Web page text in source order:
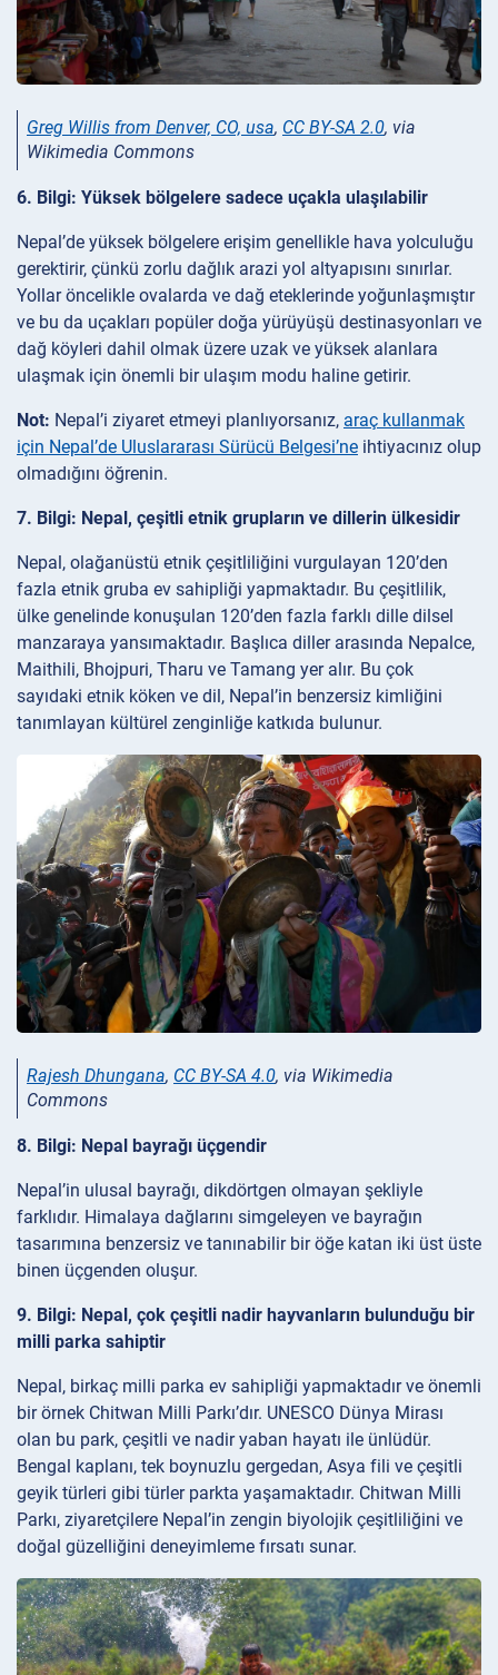
Greg Willis from Denver, CO, usa, CC BY-SA 2.0, via
Wikimedia Commons
6. Bilgi: Yüksek bölgelere sadece uçakla ulaşılabilir
Nepal’de yüksek bölgelere erişim genellikle hava yolculuğu
gerektirir, çünkü zorlu dağlık arazi yol altyapısını sınırlar.
Yollar öncelikle ovalarda ve dağ eteklerinde yoğunlaşmıştır
ve bu da uçakları popüler doğa yürüyüşü destinasyonları ve
dağ köyleri dahil olmak üzere uzak ve yüksek alanlara
ulaşmak için önemli bir ulaşım modu haline getirir.
Not: Nepal’i ziyaret etmeyi planlıyorsanız, araç kullanmak
için Nepal’de Uluslararası Sürücü Belgesi’ne ihtiyacınız olup
olmadığını öğrenin.
7. Bilgi: Nepal, çeşitli etnik grupların ve dillerin ülkesidir
Nepal, olağanüstü etnik çeşitliliğini vurgulayan 120’den
fazla etnik gruba ev sahipliği yapmaktadır. Bu çeşitlilik,
ülke genelinde konuşulan 120’den fazla farklı dille dilsel
manzaraya yansımaktadır. Başlıca diller arasında Nepalce,
Maithili, Bhojpuri, Tharu ve Tamang yer alır. Bu çok
sayıdaki etnik köken ve dil, Nepal’in benzersiz kimliğini
tanımlayan kültürel zenginliğe katkıda bulunur.
Rajesh Dhungana, CC BY-SA 4.0, via Wikimedia
Commons
8. Bilgi: Nepal bayrağı üçgendir
Nepal’in ulusal bayrağı, dikdörtgen olmayan şekliyle
farklıdır. Himalaya dağlarını simgeleyen ve bayrağın
tasarımına benzersiz ve tanınabilir bir öğe katan iki üst üste
binen üçgenden oluşur.
9. Bilgi: Nepal, çok çeşitli nadir hayvanların bulunduğu bir
milli parka sahiptir
Nepal, birkaç milli parka ev sahipliği yapmaktadır ve önemli
bir örnek Chitwan Milli Parkı’dır. UNESCO Dünya Mirası
olan bu park, çeşitli ve nadir yaban hayatı ile ünlüdür.
Bengal kaplanı, tek boynuzlu gergedan, Asya fili ve çeşitli
geyik türleri gibi türler parkta yaşamaktadır. Chitwan Milli
Parkı, ziyaretçilere Nepal’in zengin biyolojik çeşitliliğini ve
doğal güzelliğini deneyimleme fırsatı sunar.